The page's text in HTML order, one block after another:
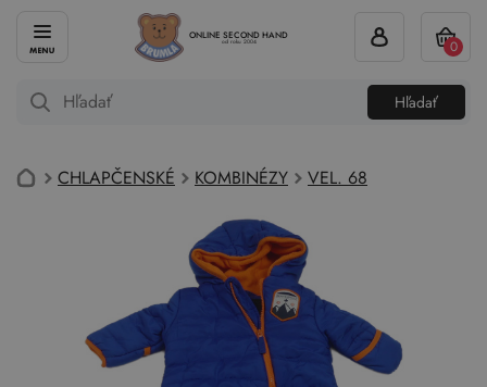
ONLINE SECOND HAND
od roku 2004
Hľadať
0
CHLAPČENSKÉ KOMBINÉZY VEL. 68